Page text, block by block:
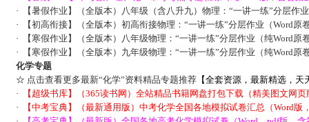
·
【暑假作业】（全版本）八年级（含八升九）物理：“一讲一练”分层作
·
【初高衔接】（全版本）初高衔接物理：“一讲一练”分层作业（Word原
·
【寒假作业】（全版本）八年级物理：“一讲一练”分层作业（纯Word原
·
【寒假作业】（全版本）九年级物理：“一讲一练”分层作业（纯Word原
化学专题
☆ 点击查看更多最新“化学”资料精品专题推荐【全套资源，最新精选，天
·
【超级书库】（365读书网）全站精品书籍网盘打包下载（精美图文网
·
【中考宝典】（最新通用版）中考化学全国各地模拟试卷汇总（Word版